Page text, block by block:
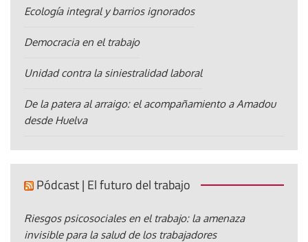
Ecología integral y barrios ignorados
Democracia en el trabajo
Unidad contra la siniestralidad laboral
De la patera al arraigo: el acompañamiento a Amadou
desde Huelva
Pódcast | El futuro del trabajo
Riesgos psicosociales en el trabajo: la amenaza
invisible para la salud de los trabajadores